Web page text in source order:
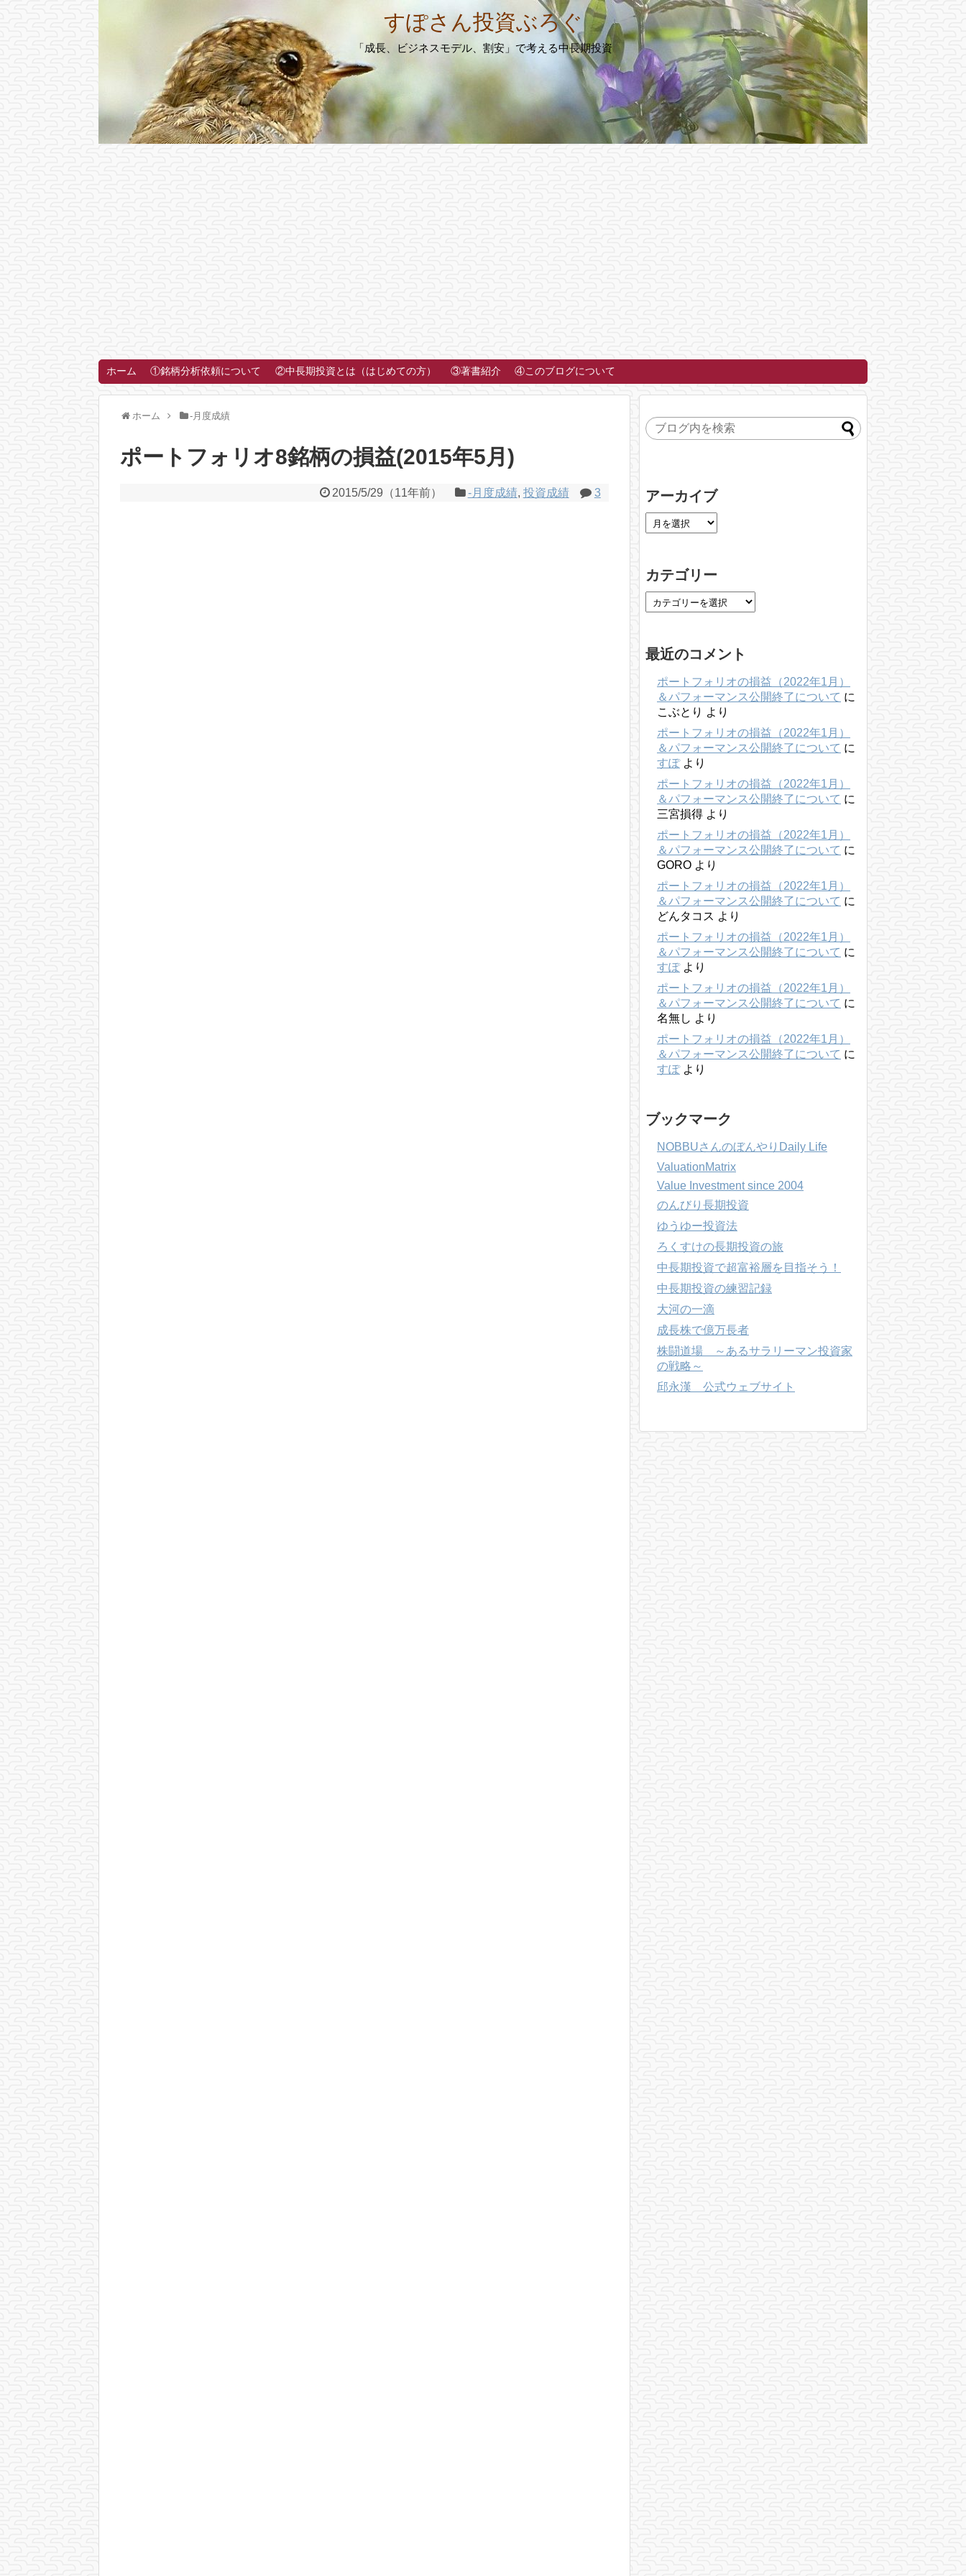
すぽさん投資ぶろぐ
「成長、ビジネスモデル、割安」で考える中長期投資
ホーム ①銘柄分析依頼について ②中長期投資とは（はじめての方） ③著書紹介 ④このブログについて
ホーム -月度成績
ポートフォリオ8銘柄の損益(2015年5月)
2015/5/29 （11年前） -月度成績, 投資成績 3 アーカイブ
カテゴリー
最近のコメント
ポートフォリオの損益（2022年1月）
＆パフォーマンス公開終了について に
こぶとり より
ポートフォリオの損益（2022年1月）
＆パフォーマンス公開終了について に
すぽより
ポートフォリオの損益（2022年1月）
＆パフォーマンス公開終了について に
三宮損得 より
ポートフォリオの損益（2022年1月）
＆パフォーマンス公開終了について に
GORO より
ポートフォリオの損益（2022年1月）
＆パフォーマンス公開終了について に
どんタコス より
ポートフォリオの損益（2022年1月）
＆パフォーマンス公開終了について に
すぽより
ポートフォリオの損益（2022年1月）
＆パフォーマンス公開終了について に
名無し より
ポートフォリオの損益（2022年1月）
＆パフォーマンス公開終了について に
すぽより
ブックマーク
NOBBUさんのぼんやりDaily Life
ValuationMatrix
Value Investment since 2004
のんびり長期投資
ゆうゆー投資法
ろくすけの長期投資の旅
中長期投資で超富裕層を目指そう！
中長期投資の練習記録
大河の一滴
成長株で億万長者
株闘道場 ～あるサラリーマン投資家
の戦略～
邱永漢 公式ウェブサイト